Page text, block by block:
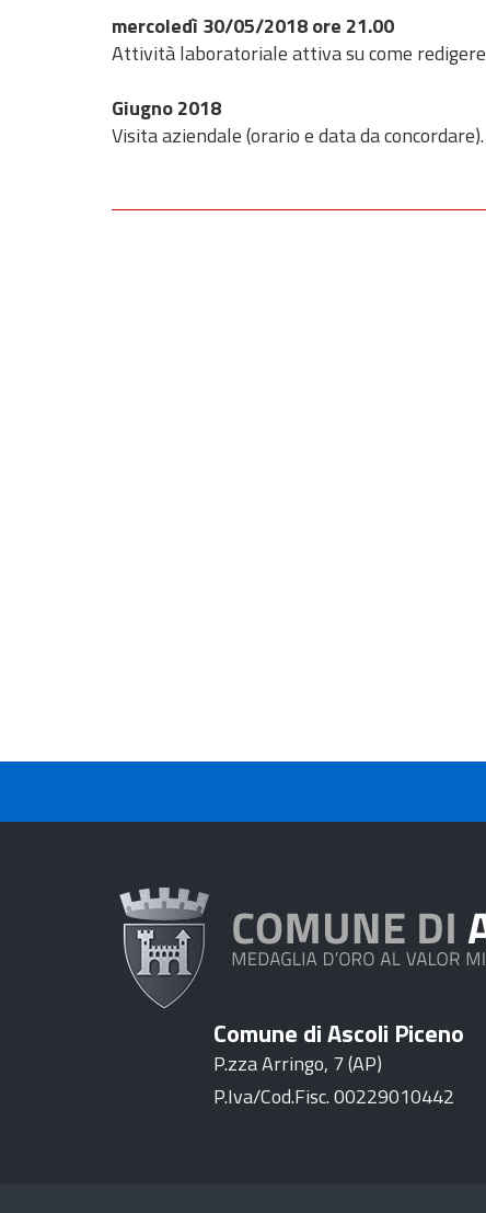
mercoledì 30/05/2018 ore 21.00
Attività laboratoriale attiva su come redigere
Giugno 2018
Visita aziendale (orario e data da concordare).
Comune di Ascoli Piceno
P.zza Arringo, 7 (AP)
P.Iva/Cod.Fisc. 00229010442